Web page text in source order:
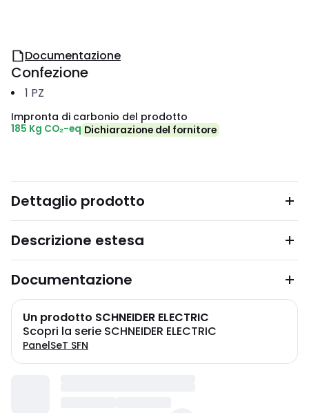
Documentazione
Confezione
1 PZ
Impronta di carbonio del prodotto
185 Kg CO₂-eq Dichiarazione del fornitore
Dettaglio prodotto
Descrizione estesa
Documentazione
Un prodotto SCHNEIDER ELECTRIC
Scopri la serie SCHNEIDER ELECTRIC
PanelSeT SFN